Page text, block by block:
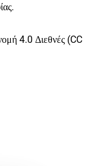
4.0 Διεθνές (CC